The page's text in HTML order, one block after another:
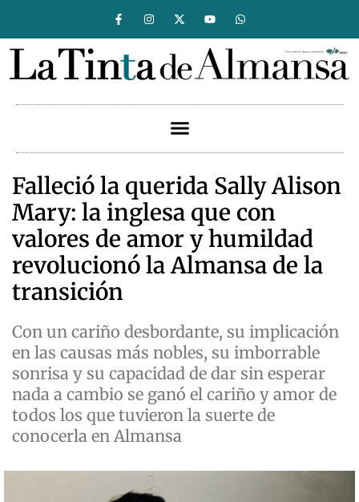
Falleció la querida Sally Alison
Mary: la inglesa que con
valores de amor y humildad
revolucionó la Almansa de la
transición
Con un cariño desbordante, su implicación
en las causas más nobles, su imborrable
sonrisa y su capacidad de dar sin esperar
nada a cambio se ganó el cariño y amor de
todos los que tuvieron la suerte de
conocerla en Almansa